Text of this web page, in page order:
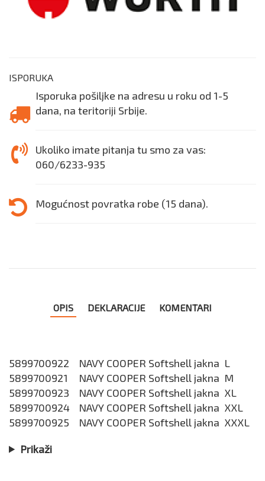
ISPORUKA
Isporuka pošiljke na adresu u roku od 1-5
dana, na teritoriji Srbije.
Ukoliko imate pitanja tu smo za vas:
060/6233-935
Mogućnost povratka robe (15 dana).
OPIS DEKLARACIJE KOMENTARI
5899700922
NAVY COOPER Softshell jakna L
5899700921
NAVY COOPER Softshell jakna M
5899700923
NAVY COOPER Softshell jakna XL
5899700924
NAVY COOPER Softshell jakna XXL
5899700925
NAVY COOPER Softshell jakna XXXL
Prikaži